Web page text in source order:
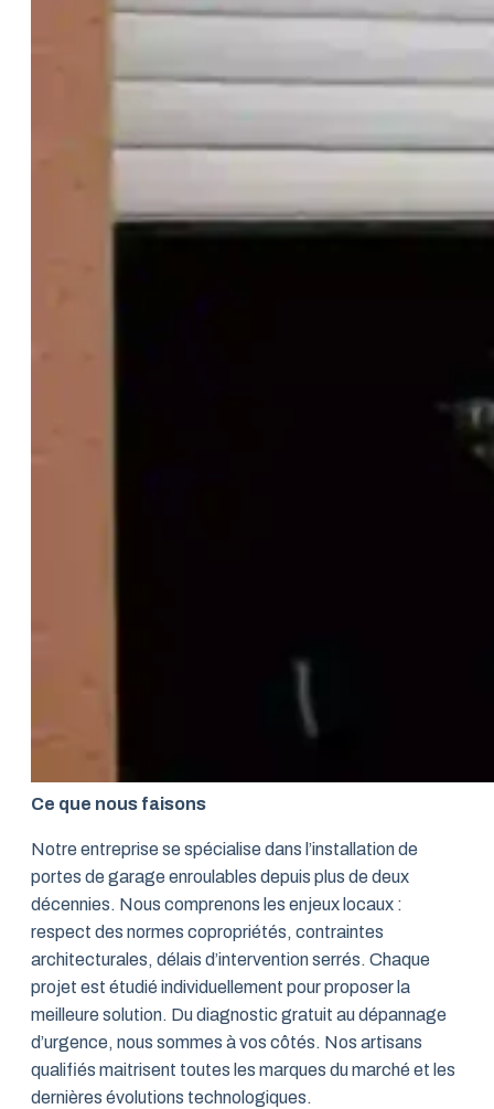
Ce que nous faisons
Notre entreprise se spécialise dans l’installation de
portes de garage enroulables depuis plus de deux
décennies. Nous comprenons les enjeux locaux :
respect des normes copropriétés, contraintes
architecturales, délais d’intervention serrés. Chaque
projet est étudié individuellement pour proposer la
meilleure solution. Du diagnostic gratuit au dépannage
d’urgence, nous sommes à vos côtés. Nos artisans
qualifiés maitrisent toutes les marques du marché et les
dernières évolutions technologiques.